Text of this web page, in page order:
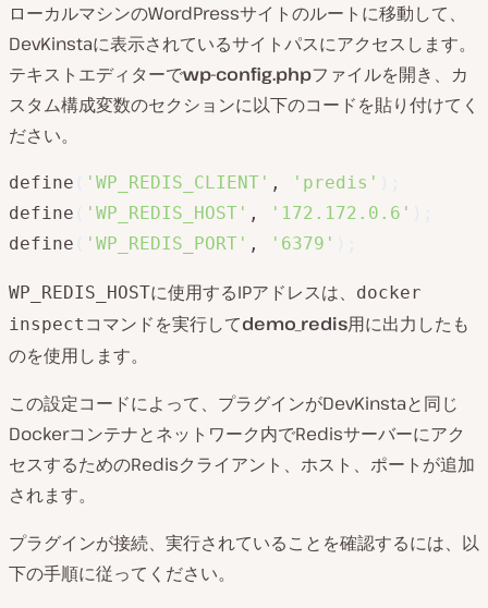
ローカルマシンのWordPressサイトのルートに移動して、
DevKinstaに表示されているサイトパスにアクセスします。
テキストエディターでwp-config.phpファイルを開き、カ
スタム構成変数のセクションに以下のコードを貼り付けてく
ださい。
define 'WP_REDIS_CLIENT' , 'predis'
define
'WP_REDIS_HOST' , '172.172.0.6'
define
'WP_REDIS_PORT' , '6379'
WP_REDIS_HOSTに使用するIPアドレスは、
docker
inspect コマンドを実行してdemo_redis用に出力したも
のを使用します。
この設定コードによって、プラグインがDevKinstaと同じ
Dockerコンテナとネットワーク内でRedisサーバーにアク
セスするためのRedisクライアント、ホスト、ポートが追加
されます。
プラグインが接続、実行されていることを確認するには、以
下の手順に従ってください。